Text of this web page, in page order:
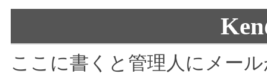
ここに書くと管理人にメー